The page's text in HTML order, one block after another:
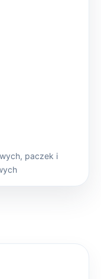
paczek i